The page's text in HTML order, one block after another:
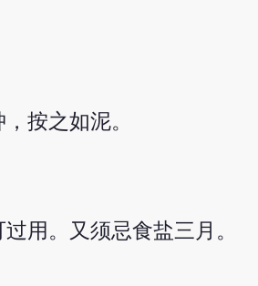
按之如泥。
用。又须忌食盐三月。